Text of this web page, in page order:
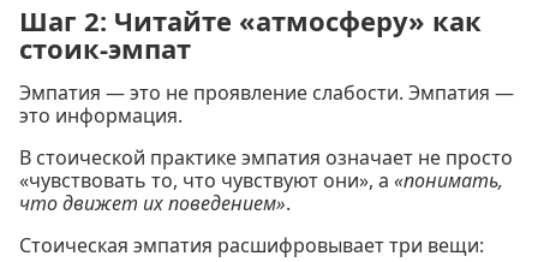
Шаг 2: Читайте «атмосферу» как
стоик-эмпат
Эмпатия — это не проявление слабости. Эмпатия —
это информация.
В стоической практике эмпатия означает не просто
«чувствовать то, что чувствуют они», а «понимать,
что движет их поведением».
Стоическая эмпатия расшифровывает три вещи: